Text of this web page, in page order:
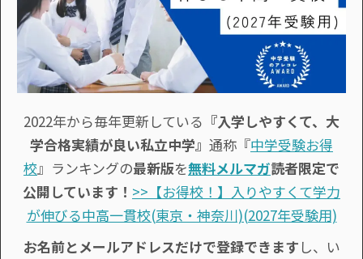
2022年から毎年更新している 『入学しやすくて、大
学合格実績が良い私立中学』 通称『中学受験お得
校』ランキングの最新版を無料メルマガ読者限定で
公開しています！ >>【お得校！】入りやすくて学力
が伸びる中高一貫校(東京・神奈川)(2027年受験用)
お名前とメールアドレスだけで登録できます し、い